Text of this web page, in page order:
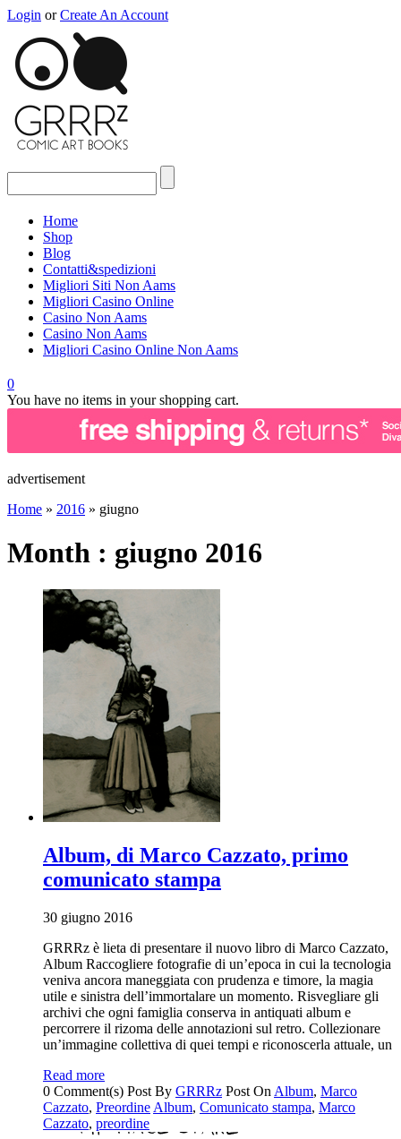
Login or Create An Account
Home
Shop
Blog
Contatti&spedizioni
Migliori Siti Non Aams
Migliori Casino Online
Casino Non Aams
Casino Non Aams
Migliori Casino Online Non Aams
0
You have no items in your shopping cart.
advertisement
Home » 2016 » giugno
Month : giugno 2016
Album, di Marco Cazzato, primo
comunicato stampa
30 giugno 2016
GRRRz è lieta di presentare il nuovo libro di Marco Cazzato,
Album Raccogliere fotografie di un’epoca in cui la tecnologia
veniva ancora maneggiata con prudenza e timore, la magia
utile e sinistra dell’immortalare un momento. Risvegliare gli
archivi che ogni famiglia conserva in antiquati album e
percorrere il rizoma delle annotazioni sul retro. Collezionare
un’immagine collettiva di quei tempi e riconoscerla attuale, un
Read more
0 Comment(s) Post By GRRRz Post On Album, Marco
Cazzato, Preordine Album, Comunicato stampa, Marco
Cazzato, preordine